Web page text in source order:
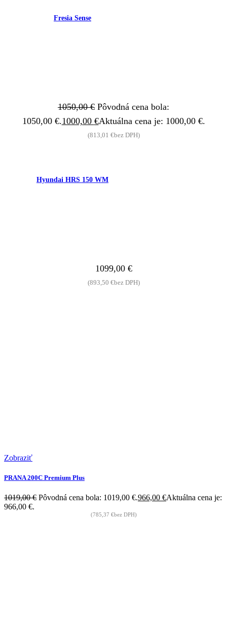
Fresia Sense
1050,00€ Pôvodná cena bola:
1050,00 €.1000,00 €Aktuálna cena je: 1000,00 €.
(813,01 €bez DPH)
Hyundai HRS 150 WM
1099,00 €
(893,50 €bez DPH)
Zobraziť
PRANA 200C Premium Plus
1019,00€ Pôvodná cena bola: 1019,00 €.966,00 €Aktuálna cena je:
966,00 €.
(785,37 €bez DPH)